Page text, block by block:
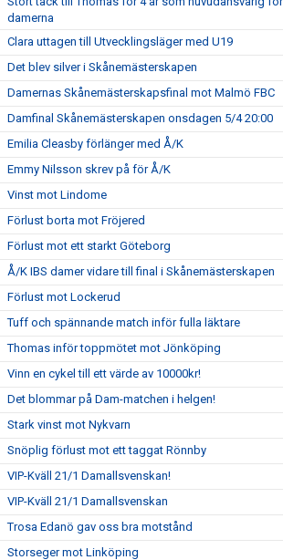
damerna
Clara uttagen till Utvecklingsläger med U19
Det blev silver i Skånemästerskapen
Damernas Skånemästerskapsfinal mot Malmö FBC
Damfinal Skånemästerskapen onsdagen 5/4 20:00
Emilia Cleasby förlänger med Å/K
Emmy Nilsson skrev på för Å/K
Vinst mot Lindome
Förlust borta mot Fröjered
Förlust mot ett starkt Göteborg
Å/K IBS damer vidare till final i Skånemästerskapen
Förlust mot Lockerud
Tuff och spännande match inför fulla läktare
Thomas inför toppmötet mot Jönköping
Vinn en cykel till ett värde av 10000kr!
Det blommar på Dam-matchen i helgen!
Stark vinst mot Nykvarn
Snöplig förlust mot ett taggat Rönnby
VIP-Kväll 21/1 Damallsvenskan!
VIP-Kväll 21/1 Damallsvenskan
Trosa Edanö gav oss bra motstånd
Storseger mot Linköping